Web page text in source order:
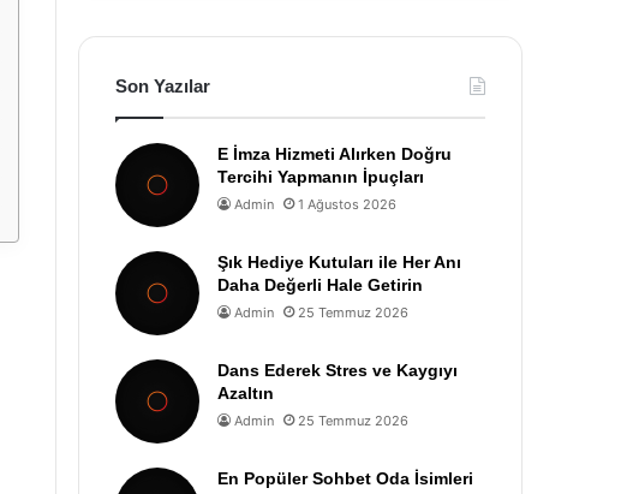
Son Yazılar
E İmza Hizmeti Alırken Doğru
Tercihi Yapmanın İpuçları
Admin 1 Ağustos 2026
Şık Hediye Kutuları ile Her Anı
Daha Değerli Hale Getirin
Admin 25 Temmuz 2026
Dans Ederek Stres ve Kaygıyı
Azaltın
Admin 25 Temmuz 2026
En Popüler Sohbet Oda İsimleri